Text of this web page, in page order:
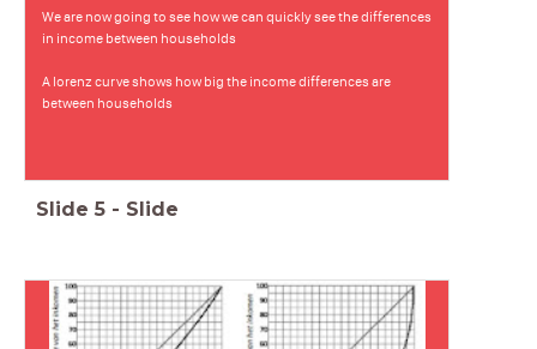
We are now going to see how we can quickly see the differences
in income between households
A lorenz curve shows how big the income differences are
between households
Slide 5 - Slide